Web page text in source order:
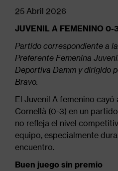
la
navegación
25 Abril 2026
JUVENIL A FEMENINO 0-
Partido correspondiente a
Preferente Femenina
Deportiva Damm y dirigido
Bravo.
El Juvenil A femenino cayó
Cornellà (0-3) en un
no refleja el nivel
equipo, especialmente
encuentro.
Buen juego sin premio